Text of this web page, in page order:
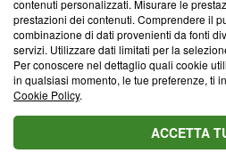
Cookie Policy
Blasting SA, IDI CHE-247.845.224,
Lugano (Svizzera) Tel:+39
© 2026 Blasting News
contenuti personalizzati. Misurare le
prestazioni dei contenuti. Comprendere il
combinazione di dati provenienti da fonti
servizi. Utilizzare dati limitati per la
Per conoscere nel dettaglio quali cookie
in qualsiasi momento, le tue preferenze, ti
Cookie Policy.
ACCETTA